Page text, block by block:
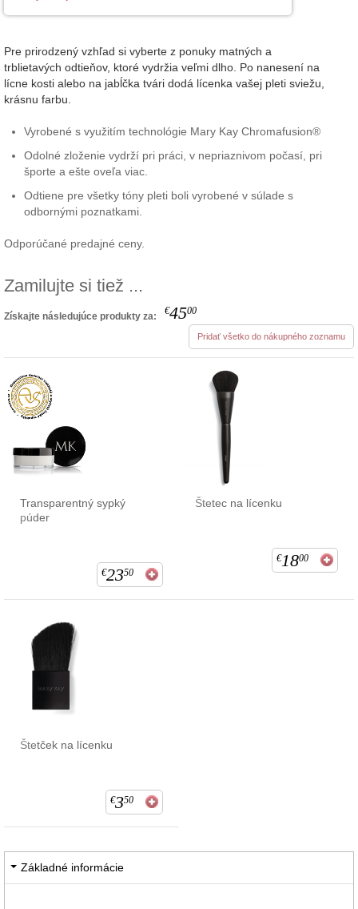
Pre prirodzený vzhľad si vyberte z ponuky matných a
trblietavých odtieňov, ktoré vydržia veľmi dlho. Po nanesení na
lícne kosti alebo na jabĺčka tvári dodá lícenka vašej pleti sviežu,
krásnu farbu.
Vyrobené s využitím technológie Mary Kay Chromafusion®
Odolné zloženie vydrží pri práci, v nepriaznivom počasí, pri
športe a ešte oveľa viac.
Odtiene pre všetky tóny pleti boli vyrobené v súlade s
odbornými poznatkami.
Odporúčané predajné ceny.
Zamilujte si tiež ...
Získajte následujúce produkty za: €4500
Pridať všetko do nákupného zoznamu
Transparentný sypký
púder
€2350
Štetec na lícenku
€1800
Štetček na lícenku
€350
Základné informácie